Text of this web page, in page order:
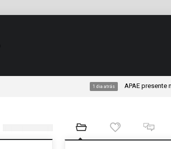
APAE presente no